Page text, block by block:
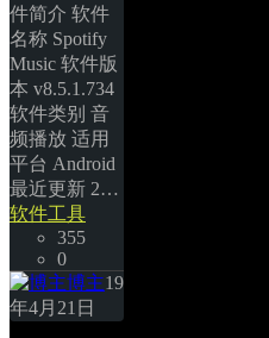
件简介 软件
名称 Spotify
Music 软件版
本 v8.5.1.734
软件类别 音
频播放 适用
平台 Android
最近更新 2…
软件工具
355
0
博主19
年4月21日